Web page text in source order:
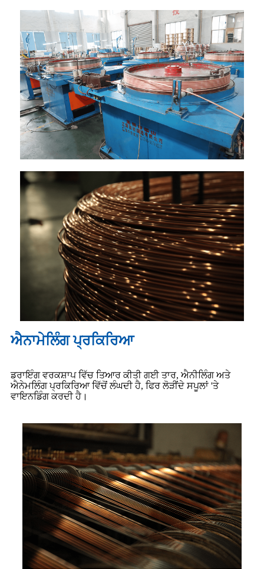
ਐਨਾਮੇਲਿੰਗ ਪ੍ਰਕਿਰਿਆ
ਡਰਾਇੰਗ ਵਰਕਸ਼ਾਪ ਵਿੱਚ ਤਿਆਰ ਕੀਤੀ ਗਈ ਤਾਰ, ਐਨੀਲਿੰਗ ਅਤੇ
ਐਨੇਮਲਿੰਗ ਪ੍ਰਕਿਰਿਆ ਵਿੱਚੋਂ ਲੰਘਦੀ ਹੈ, ਫਿਰ ਲੋੜੀਂਦੇ ਸਪੂਲਾਂ 'ਤੇ
ਵਾਇਨਡਿੰਗ ਕਰਦੀ ਹੈ।